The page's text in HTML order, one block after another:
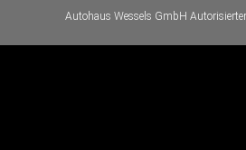
Autohaus Wessels GmbH